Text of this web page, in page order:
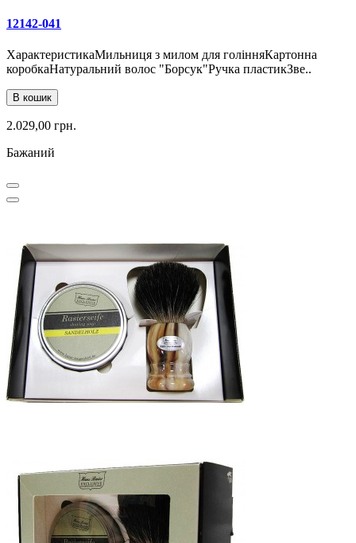
12142-041
ХарактеристикаМильниця з милом для голінняКартонна
коробкаНатуральний волос "Борсук"Ручка пластикЗве..
В кошик
2.029,00 грн.
Бажаний